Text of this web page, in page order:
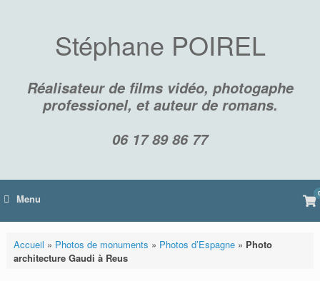
Stéphane POIREL
Réalisateur de films vidéo, photogaphe
professionel, et auteur de romans.
06 17 89 86 77
Menu 0
Accueil » Photos de monuments » Photos d’Espagne» Photo
architecture Gaudi à Reus